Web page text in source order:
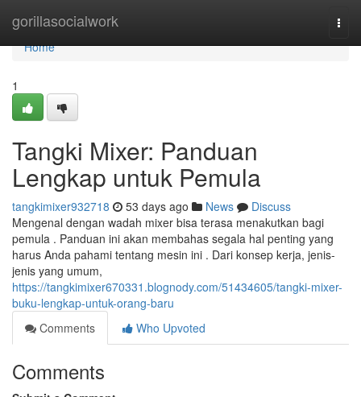
gorillasocialwork
Home
Home
1
Tangki Mixer: Panduan
Lengkap untuk Pemula
tangkimixer932718 53 days ago News
Discuss
Mengenal dengan wadah mixer bisa terasa menakutkan bagi
pemula . Panduan ini akan membahas segala hal penting yang
harus Anda pahami tentang mesin ini . Dari konsep kerja, jenis-
jenis yang umum,
https://tangkimixer670331.blognody.com/51434605/tangki-mixer-
buku-lengkap-untuk-orang-baru
Comments
Who Upvoted
Comments